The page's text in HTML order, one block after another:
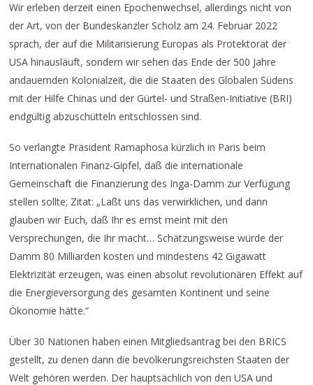
Wir erleben derzeit einen Epochenwechsel, allerdings nicht von
der Art, von der Bundeskanzler Scholz am 24. Februar 2022
sprach, der auf die Militarisierung Europas als Protektorat der
USA hinausläuft, sondern wir sehen das Ende der 500 Jahre
andauernden Kolonialzeit, die die Staaten des Globalen Südens
mit der Hilfe Chinas und der Gürtel- und Straßen-Initiative (BRI)
endgültig abzuschütteln entschlossen sind.
So verlangte Präsident Ramaphosa kürzlich in Paris beim
Internationalen Finanz-Gipfel, daß die internationale
Gemeinschaft die Finanzierung des Inga-Damm zur Verfügung
stellen sollte; Zitat: „Laßt uns das verwirklichen, und dann
glauben wir Euch, daß Ihr es ernst meint mit den
Versprechungen, die Ihr macht… Schätzungsweise würde der
Damm 80 Milliarden kosten und mindestens 42 Gigawatt
Elektrizität erzeugen, was einen absolut revolutionären Effekt auf
die Energieversorgung des gesamten Kontinent und seine
Ökonomie hätte.“
Über 30 Nationen haben einen Mitgliedsantrag bei den BRICS
gestellt, zu denen dann die bevölkerungsreichsten Staaten der
Welt gehören werden. Der hauptsächlich von den USA und